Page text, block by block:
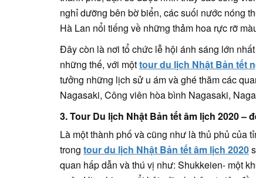
nghỉ dưỡng bên bờ biển, các suối nước nóng
Hà Lan nổi tiếng về những thảm hoa rực rỡ
Đây còn là nơi tổ chức lễ hội ánh sáng lớn
những thế, với mộttour du lịch Nhật Bản tết
tưởng những lịch sử u ám và ghé thăm các
Nagasaki, Công viên hòa bình Nagasaki,
3. Tour Du lịch Nhật Bản tết âm lịch 2020 –
Là một thành phố và cũng như là thủ phủ của
trong tour du lịch Nhật Bản tết âm lịch 2020
quan hấp dẫn và thú vị như: Shukkeien- một